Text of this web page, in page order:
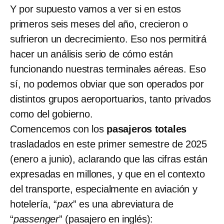
Y por supuesto vamos a ver si en estos
primeros seis meses del año, crecieron o
sufrieron un decrecimiento. Eso nos permitirá
hacer un análisis serio de cómo están
funcionando nuestras terminales aéreas. Eso
sí, no podemos obviar que son operados por
distintos grupos aeroportuarios, tanto privados
como del gobierno.
Comencemos con los pasajeros totales
trasladados en este primer semestre de 2025
(enero a junio), aclarando que las cifras están
expresadas en millones, y que en el contexto
del transporte, especialmente en aviación y
hotelería, “pax” es una abreviatura de
“passenger” (pasajero en inglés):